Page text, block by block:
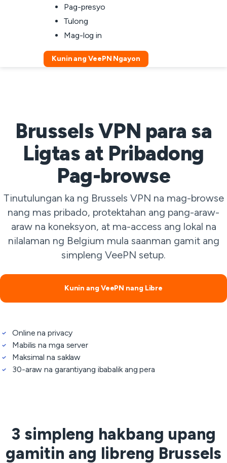
Pag-presyo
Tulong
Mag-log in
Kunin ang VeePN Ngayon
Brussels VPN para sa
Ligtas at Pribadong
Pag-browse
Tinutulungan ka ng Brussels VPN na mag-browse
nang mas pribado, protektahan ang pang-araw-
araw na koneksyon, at ma-access ang lokal na
nilalaman ng Belgium mula saanman gamit ang
simpleng VeePN setup.
Kunin ang VeePN nang Libre
Online na privacy
Mabilis na mga server
Maksimal na saklaw
30-araw na garantiyang ibabalik ang pera
3 simpleng hakbang upang
gamitin ang libreng Brussels